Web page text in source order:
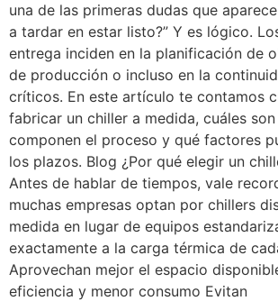
una de las primeras dudas que
a tardar en estar listo?” Y es lógico.
entrega inciden en la planificación de
de producción o incluso en la
críticos. En este artículo te contamos
fabricar un chiller a medida, cuáles
componen el proceso y qué factores
los plazos. Blog ¿Por qué elegir un
Antes de hablar de tiempos, vale
muchas empresas optan por chillers
medida en lugar de equipos
exactamente a la carga térmica de
Aprovechan mejor el espacio
eficiencia y menor consumo Evitan